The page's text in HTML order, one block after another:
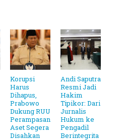
Korupsi
Harus
Dihapus,
Prabowo
Dukung RUU
Perampasan
Aset Segera
Disahkan
Andi Saputra
Resmi Jadi
Hakim
Tipikor: Dari
Jurnalis
Hukum ke
Pengadil
Berintegrita